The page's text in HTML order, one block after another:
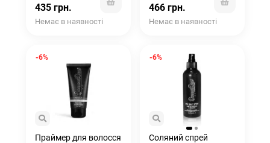
435 грн.
Немає в наявності
466 грн.
Немає в наявності
-6%
Праймер для волосся
-6%
Соляний спрей